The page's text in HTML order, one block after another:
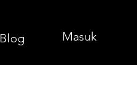
Blog Masuk